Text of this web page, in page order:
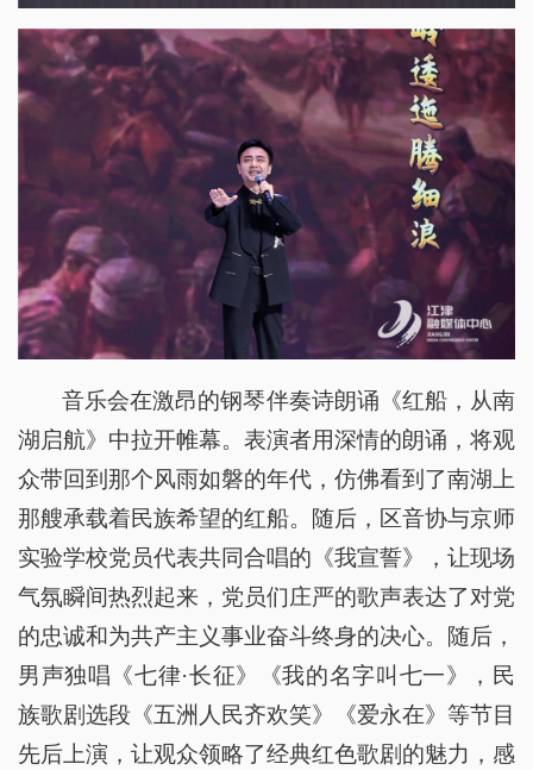
音乐会在激昂的钢琴伴奏诗朗诵《红船，从南
湖启航》中拉开帷幕。表演者用深情的朗诵，将观
众带回到那个风雨如磐的年代，仿佛看到了南湖上
那艘承载着民族希望的红船。随后，区音协与京师
实验学校党员代表共同合唱的《我宣誓》，让现场
气氛瞬间热烈起来，党员们庄严的歌声表达了对党
的忠诚和为共产主义事业奋斗终身的决心。随后，
男声独唱《七律·长征》《我的名字叫七一》，民
族歌剧选段《五洲人民齐欢笑》《爱永在》等节目
先后上演，让观众领略了经典红色歌剧的魅力，感